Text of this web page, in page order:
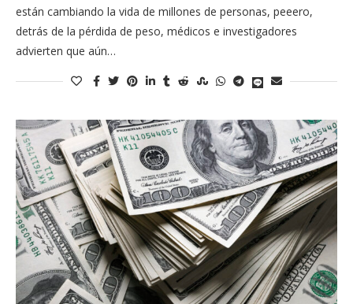
están cambiando la vida de millones de personas, peeero,
detrás de la pérdida de peso, médicos e investigadores
advierten que aún…